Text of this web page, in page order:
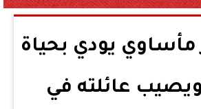
يودي بحياة
عائلته في